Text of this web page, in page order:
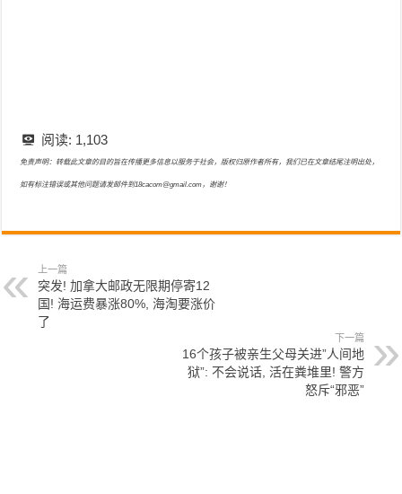
阅读: 1,103
免责声明：转载此文章的目的旨在传播更多信息以服务于社会，版权归原作者所有，我们已在文章结尾注明出处，
如有标注错误或其他问题请发邮件到18cacom@gmail.com，谢谢！
上一篇
突发! 加拿大邮政无限期停寄12
国! 海运费暴涨80%, 海淘要涨价
了
下一篇
16个孩子被亲生父母关进”人间地
狱”: 不会说话, 活在粪堆里! 警方
怒斥“邪恶”